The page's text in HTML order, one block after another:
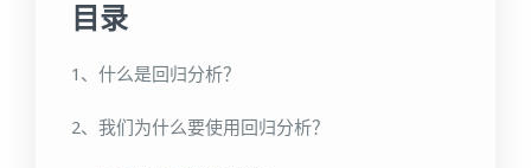
目录
1、什么是回归分析？
2、我们为什么要使用回归分析？